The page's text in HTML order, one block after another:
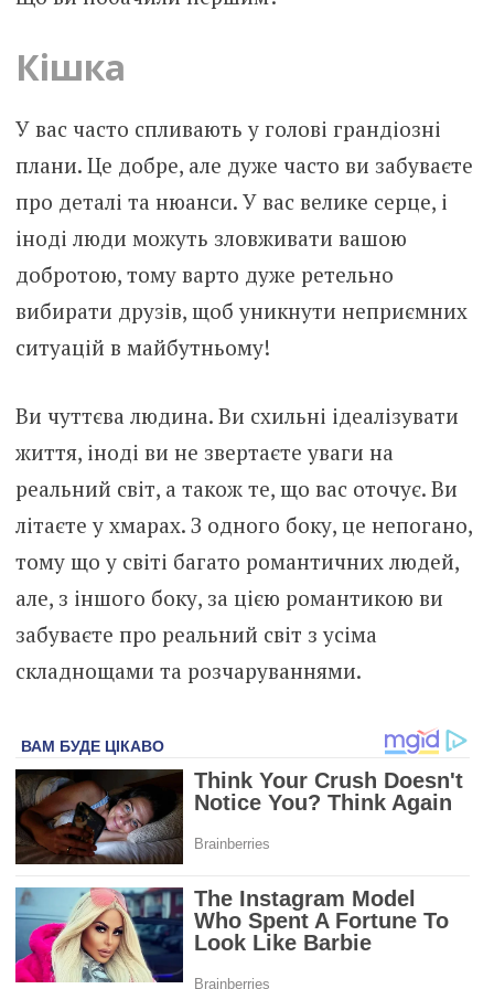
Кішка
У вас часто спливають у голові грандіозні
плани. Це добре, але дуже часто ви забуваєте
про деталі та нюанси. У вас велике серце, і
іноді люди можуть зловживати вашою
добротою, тому варто дуже ретельно
вибирати друзів, щоб уникнути неприємних
ситуацій в майбутньому!
Ви чуттєва людина. Ви схильні ідеалізувати
життя, іноді ви не звертаєте уваги на
реальний світ, а також те, що вас оточує. Ви
літаєте у хмарах. З одного боку, це непогано,
тому що у світі багато романтичних людей,
але, з іншого боку, за цією романтикою ви
забуваєте про реальний світ з усіма
складнощами та розчаруваннями.